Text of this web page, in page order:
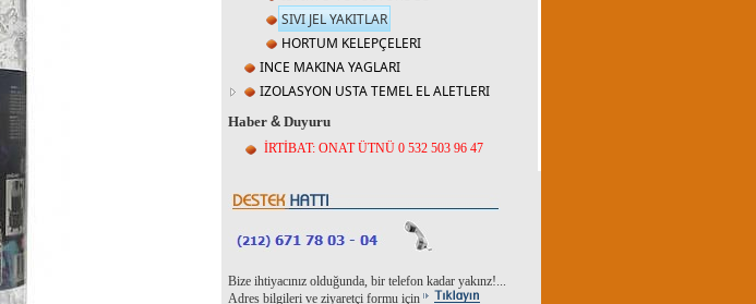
SIVI JEL YAKITLAR
HORTUM KELEPÇELERI
INCE MAKINA YAGLARI
IZOLASYON USTA TEMEL EL ALETLERI
Haber & Duyuru
İRTİBAT: ONAT ÜTNÜ 0 532 503 96 47
Bize ihtiyacınız olduğunda, bir telefon kadar yakınz!...
Adres bilgileri ve ziyaretçi formu için